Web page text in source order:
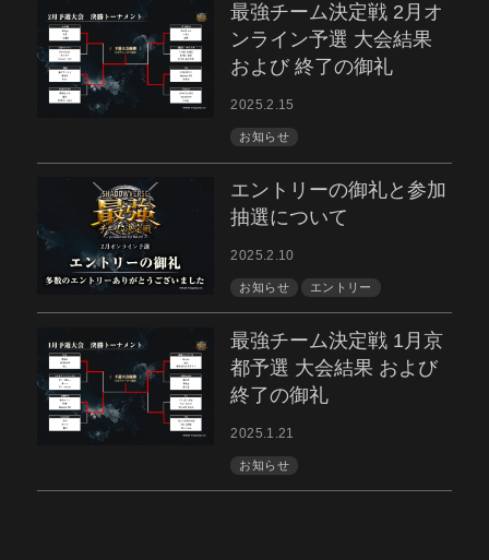
最強チーム決定戦 2月オ
ンライン予選 大会結果
および 終了の御礼
2025.2.15
お知らせ
エントリーの御礼と参加
抽選について
2025.2.10
お知らせ エントリー
最強チーム決定戦 1月京
都予選 大会結果 および
終了の御礼
2025.1.21
お知らせ